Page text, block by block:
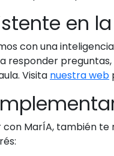
en
con una
responder
Visita nuestra web
MarÍA, también